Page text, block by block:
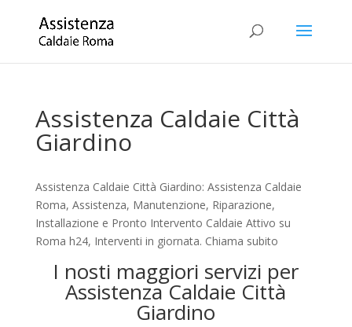
Assistenza Caldaie Città
Giardino
Assistenza Caldaie Città Giardino: Assistenza Caldaie
Roma, Assistenza, Manutenzione, Riparazione,
Installazione e Pronto Intervento Caldaie Attivo su
Roma h24, Interventi in giornata. Chiama subito
I nosti maggiori servizi per
Assistenza Caldaie Città
Giardino